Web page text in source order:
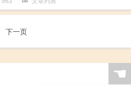
下一页
☚